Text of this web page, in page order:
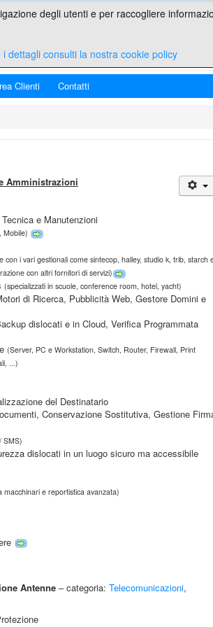
Clienti Contatti
Amministrazioni
e Manutenzioni
Mobile)
con i vari gestionali come sintecop, halley, studio k, trib, starch
con altri fornitori di servizi)
(specializzati in scuole, conference room, hotel, yacht)
di Ricerca, Pubblicità Web, Gestore Domini e
dislocati e in Cloud, Verifica Programmata
(Server, PC e Workstation, Switch, Router, Firewall, Print
...)
del Destinatario
Conservazione Sostitutiva, Gestione
SMS)
dislocati in un luogo sicuro ma accessibile
e reportistica avanzata)
Antenne – categoria: Telecomunicazioni,
degli utenti e per raccogliere
dettagli consulti la nostra cookie policy